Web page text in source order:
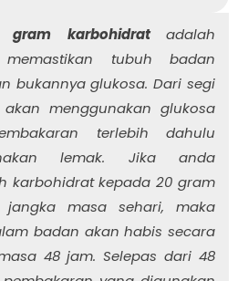
gram karbohidratadalah
tubuh badan
bukannya glukosa. Dari segi
menggunakan glukosa
terlebih dahulu
lemak. Jika anda
karbohidrat kepada 20 gram
masa sehari, maka
badan akan habis secara
48 jam. Selepas dari 48